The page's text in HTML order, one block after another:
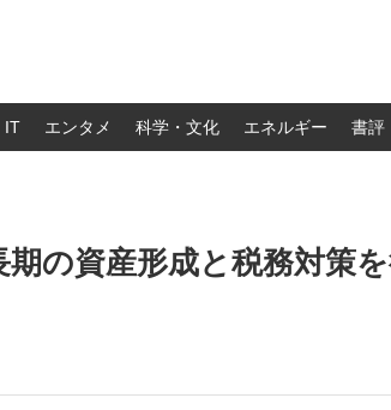
IT エンタメ 科学・文化 エネルギー 書評
の資産形成と税務対策